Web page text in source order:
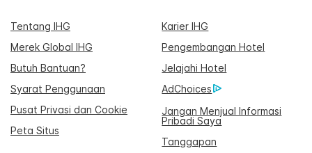
Tentang IHG
Karier IHG
Merek Global IHG
Pengembangan Hotel
Butuh Bantuan?
Jelajahi Hotel
Syarat Penggunaan
AdChoices
Pusat Privasi dan Cookie
Jangan Menjual Informasi
Pribadi Saya
Peta Situs
Tanggapan